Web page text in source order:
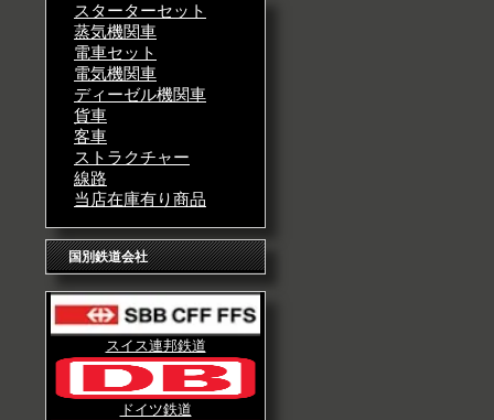
スターターセット
蒸気機関車
電車セット
電気機関車
ディーゼル機関車
貨車
客車
ストラクチャー
線路
当店在庫有り商品
国別鉄道会社
スイス連邦鉄道
ドイツ鉄道